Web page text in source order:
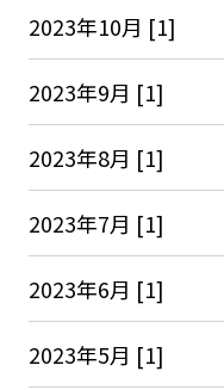
2023年10月 [1]
2023年9月 [1]
2023年8月 [1]
2023年7月 [1]
2023年6月 [1]
2023年5月 [1]